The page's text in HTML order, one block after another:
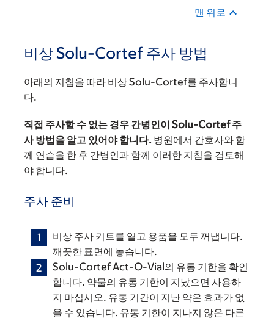
맨 위로
비상 Solu-Cortef 주사 방법
아래의 지침을 따라 비상 Solu-Cortef를 주사합니
다.
직접 주사할 수 없는 경우 간병인이 Solu-Cortef 주
사 방법을 알고 있어야 합니다. 병원에서 간호사와 함
께 연습을 한 후 간병인과 함께 이러한 지침을 검토해
야 합니다.
주사 준비
비상 주사 키트를 열고 용품을 모두 꺼냅니다.
깨끗한 표면에 놓습니다.
Solu-Cortef Act-O-Vial의 유통 기한을 확인
합니다. 약물의 유통 기한이 지났으면 사용하
지 마십시오. 유통 기간이 지난 약은 효과가 없
을 수 있습니다. 유통 기한이 지나지 않은 다른